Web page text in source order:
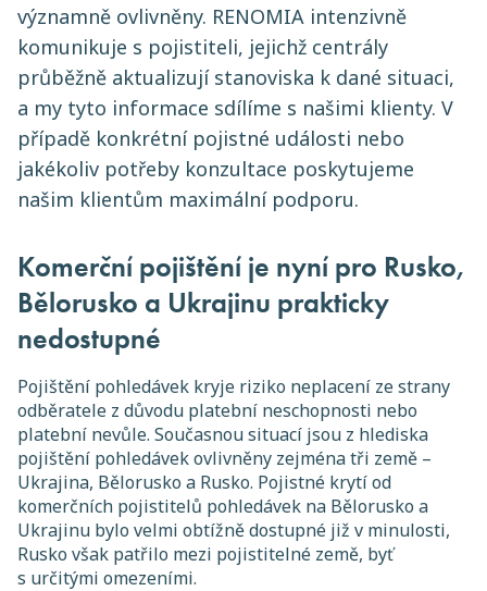
významně ovlivněny. RENOMIA intenzivně
komunikuje s pojistiteli, jejichž centrály
průběžně aktualizují stanoviska k dané situaci,
a my tyto informace sdílíme s našimi klienty. V
případě konkrétní pojistné události nebo
jakékoliv potřeby konzultace poskytujeme
našim klientům maximální podporu.
Komerční pojištění je nyní pro Rusko,
Bělorusko a Ukrajinu prakticky
nedostupné
Pojištění pohledávek kryje riziko neplacení ze strany
odběratele z důvodu platební neschopnosti nebo
platební nevůle. Současnou situací jsou z hlediska
pojištění pohledávek ovlivněny zejména tři země –
Ukrajina, Bělorusko a Rusko. Pojistné krytí od
komerčních pojistitelů pohledávek na Bělorusko a
Ukrajinu bylo velmi obtížně dostupné již v minulosti,
Rusko však patřilo mezi pojistitelné země, byť
s určitými omezeními.